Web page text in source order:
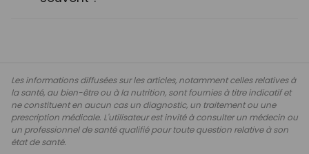
Les informations diffusées sur les articles, notamment celles relatives à
la santé, au bien-être ou à la nutrition, sont fournies à titre indicatif et
ne constituent en aucun cas un diagnostic, un traitement ou une
prescription médicale. L'utilisateur est invité à consulter un médecin ou
un professionnel de santé qualifié pour toute question relative à son
état de santé.